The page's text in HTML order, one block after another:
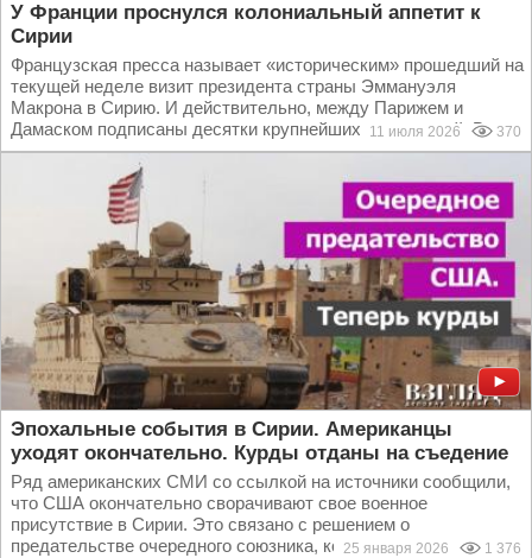
У Франции проснулся колониальный аппетит к
Сирии
Французская пресса называет «историческим» прошедший на
текущей неделе визит президента страны Эммануэля
Макрона в Сирию. И действительно, между Парижем и
Дамаском подписаны десятки крупнейших соглашений. В...
11 июля 2026 370
Эпохальные события в Сирии. Американцы
уходят окончательно. Курды отданы на съедение
Ряд американских СМИ со ссылкой на источники сообщили,
что США окончательно сворачивают свое военное
присутствие в Сирии. Это связано с решением о
предательстве очередного союзника, которое приняли в...
25 января 2026 1 376